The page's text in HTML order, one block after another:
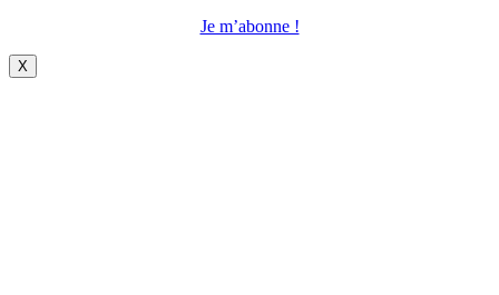
Je m’abonne !
X